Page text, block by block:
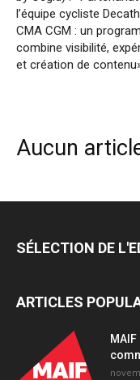
l’équipe cycliste
CMA CGM : un
combine visibilité,
et création de
Aucun
SÉLECTION DE
ARTICLES